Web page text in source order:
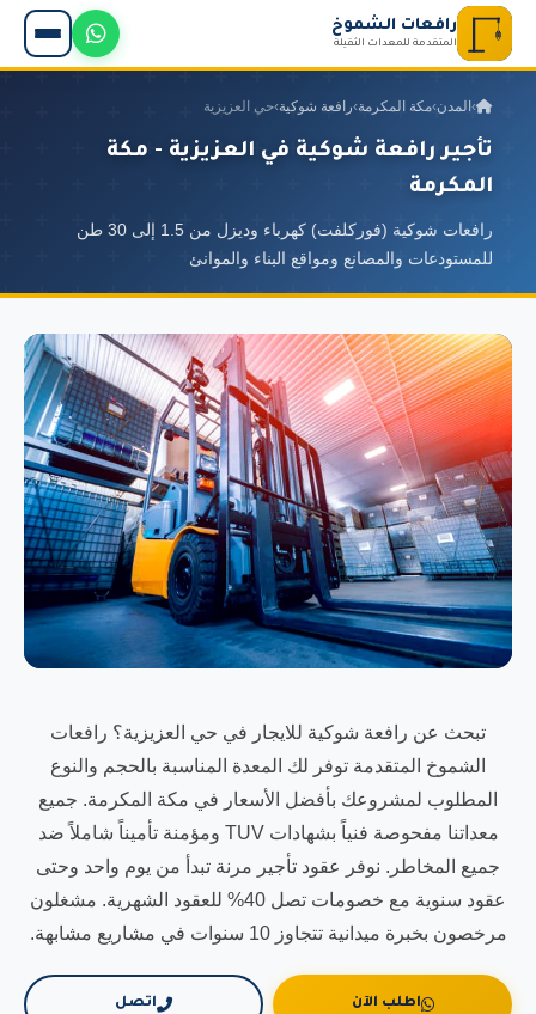
رافعات الشموخ
المتقدمة للمعدات الثقيلة
› المدن›مكة المكرمة›رافعة شوكية›حي العزيزية
تأجير رافعة شوكية في العزيزية - مكة
المكرمة
رافعات شوكية (فوركلفت) كهرباء وديزل من 1.5 إلى 30 طن
للمستودعات والمصانع ومواقع البناء والموانئ
تبحث عن رافعة شوكية للايجار في حي العزيزية؟ رافعات
الشموخ المتقدمة توفر لك المعدة المناسبة بالحجم والنوع
المطلوب لمشروعك بأفضل الأسعار في مكة المكرمة. جميع
معداتنا مفحوصة فنياً بشهادات TUV ومؤمنة تأميناً شاملاً ضد
جميع المخاطر. نوفر عقود تأجير مرنة تبدأ من يوم واحد وحتى
عقود سنوية مع خصومات تصل 40% للعقود الشهرية. مشغلون
مرخصون بخبرة ميدانية تتجاوز 10 سنوات في مشاريع مشابهة.
اطلب الآن اتصل